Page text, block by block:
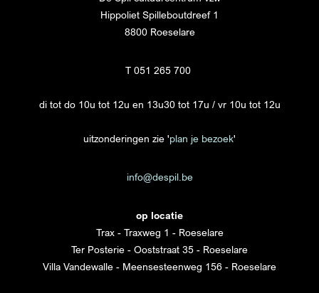
Hippoliet Spilleboutdreef 1
8800 Roeselare
T 051 265 700
di tot do 10u tot 12u en 13u30 tot 17u / vr 10u tot 12u
uitzonderingen zie 'plan je bezoek'
info@despil.be
op locatie
Trax - Traxweg 1 - Roeselare
Ter Posterie - Ooststraat 35 - Roeselare
Villa Vandewalle - Meensesteenweg 156 - Roeselare